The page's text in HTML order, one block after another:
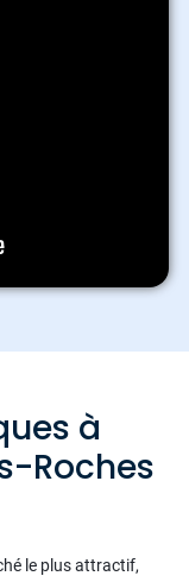
à
Roches
le plus attractif,